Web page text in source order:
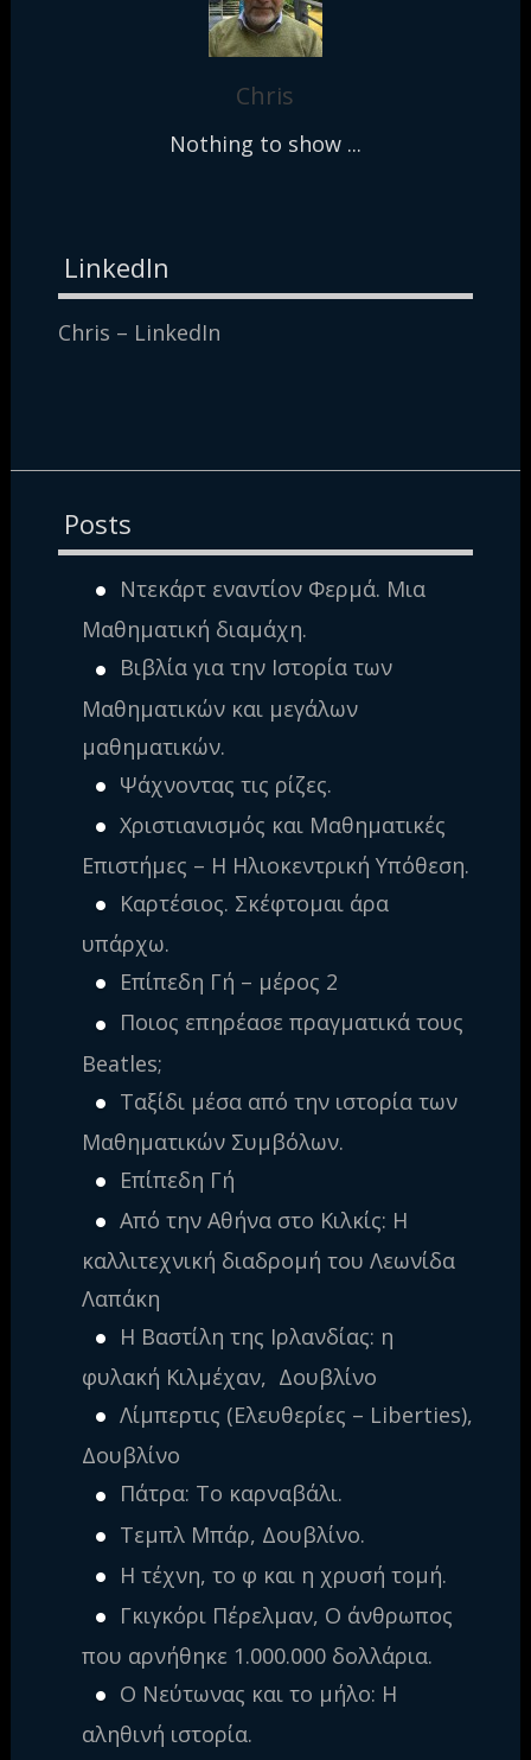
Chris
Nothing to show ...
LinkedIn
Chris – LinkedIn
Posts
Ντεκάρτ εναντίον Φερμά. Μια
Μαθηματική διαμάχη.
Βιβλία για την Ιστορία των
Μαθηματικών και μεγάλων
μαθηματικών.
Ψάχνοντας τις ρίζες.
Χριστιανισμός και Μαθηματικές
Επιστήμες – Η Ηλιοκεντρική Υπόθεση.
Καρτέσιος. Σκέφτομαι άρα
υπάρχω.
Επίπεδη Γή – μέρος 2
Ποιος επηρέασε πραγματικά τους
Beatles;
Ταξίδι μέσα από την ιστορία των
Μαθηματικών Συμβόλων.
Επίπεδη Γή
Από την Αθήνα στο Κιλκίς: Η
καλλιτεχνική διαδρομή του Λεωνίδα
Λαπάκη
Η Βαστίλη της Ιρλανδίας: η
φυλακή Κιλμέχαν, Δουβλίνο
Λίμπερτις (Ελευθερίες – Liberties),
Δουβλίνο
Πάτρα: Το καρναβάλι.
Τεμπλ Μπάρ, Δουβλίνο.
Η τέχνη, το φ και η χρυσή τομή.
Γκιγκόρι Πέρελμαν, Ο άνθρωπος
που αρνήθηκε 1.000.000 δολλάρια.
Ο Νεύτωνας και το μήλο: Η
αληθινή ιστορία.